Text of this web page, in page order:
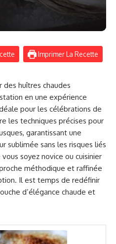
Imprimer La Recette
huîtres chaudes
en une expérience
pour les célébrations de
les techniques précises pour
garantissant une
sublimée sans les risques liés
soyez novice ou cuisinier
méthodique et raffinée
Il est temps de redéfinir
d’élégance chaude et